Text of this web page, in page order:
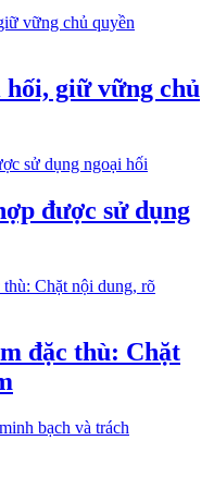
giữ vững chủ
được sử dụng
đặc thù: Chặt